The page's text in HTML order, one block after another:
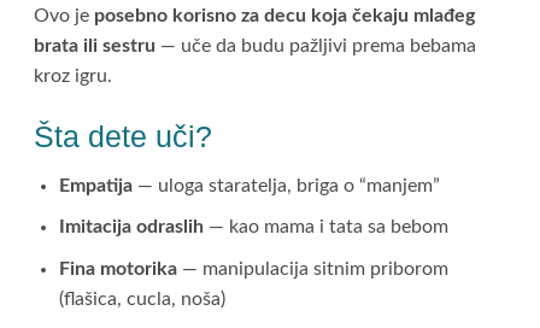
Ovo je posebno korisno za decu koja čekaju mlađeg
brata ili sestru — uče da budu pažljivi prema bebama
kroz igru.
Šta dete uči?
Empatija — uloga staratelja, briga o “manjem”
Imitacija odraslih — kao mama i tata sa bebom
Fina motorika — manipulacija sitnim priborom
(flašica, cucla, noša)